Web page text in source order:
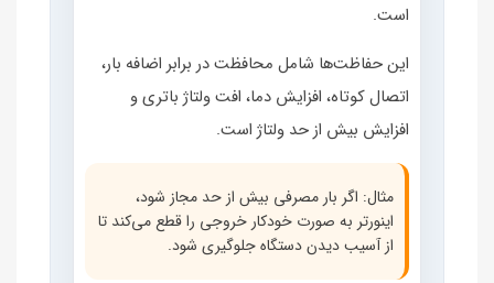
است.
این حفاظت‌ها شامل محافظت در برابر اضافه بار،
اتصال کوتاه، افزایش دما، افت ولتاژ باتری و
افزایش بیش از حد ولتاژ است.
مثال: اگر بار مصرفی بیش از حد مجاز شود،
اینورتر به صورت خودکار خروجی را قطع می‌کند تا
از آسیب دیدن دستگاه جلوگیری شود.